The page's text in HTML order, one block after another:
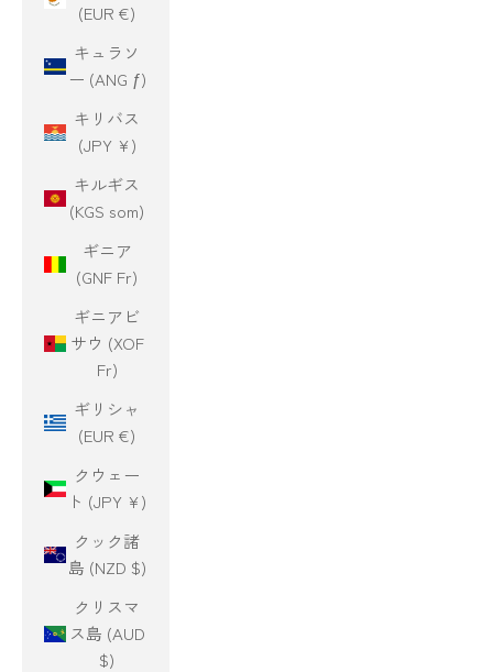
(EUR €)
キュラソ
ー (ANG ƒ)
キリバス
(JPY ¥)
キルギス
(KGS som)
ギニア
(GNF Fr)
ギニアビ
サウ (XOF
Fr)
ギリシャ
(EUR €)
クウェー
ト (JPY ¥)
クック諸
島 (NZD $)
クリスマ
ス島 (AUD
$)